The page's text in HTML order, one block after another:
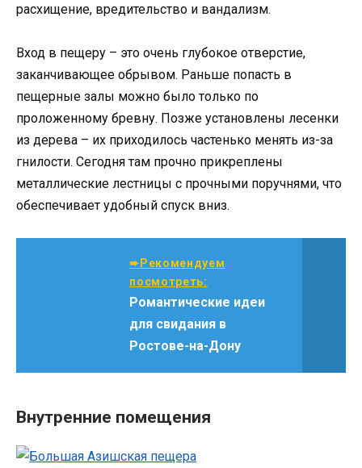
расхищение, вредительство и вандализм.
Вход в пещеру – это очень глубокое отверстие,
заканчивающее обрывом. Раньше попасть в
пещерные залы можно было только по
проложенному бревну. Позже установлены лесенки
из дерева – их приходилось частенько менять из-за
гнилости. Сегодня там прочно прикреплены
металлические лестницы с прочными поручнями, что
обеспечивает удобный спуск вниз.
➨Рекомендуем
посмотреть:
Романтические идеи
для свидания в
Ростове-на-Дону
Внутренние помещения